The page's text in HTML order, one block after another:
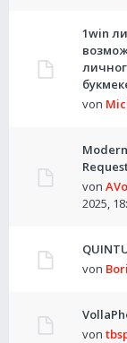
1win
von
von
2025,
von
von